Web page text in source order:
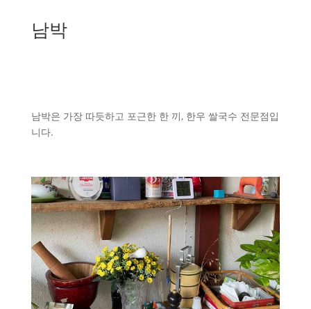
남박
남박은 가장 따듯하고 포근한 한 끼, 한우 쌀국수 전문점입
니다.